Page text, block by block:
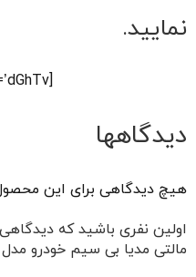
نمایید.
[aparat id=’dGhTv’]
دیدگاهها
هیچ دیدگاهی برای این
اولین نفری باشید که
مالتی مدیا بی سیم خودرو مدل iR810L بسته 2عددی”